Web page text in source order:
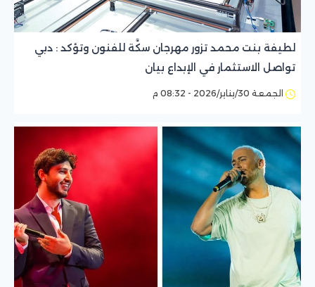
لطيفة بنت محمد تزور مهرجان سكَّة للفنون وتؤكد : دبي
تواصل الاستثمار في الإبداع بيان
الجمعة 30/يناير/2026 - 08:32 م